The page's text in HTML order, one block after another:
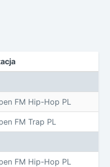
FM Hip-Hop PL
FM Trap PL
FM Hip-Hop PL